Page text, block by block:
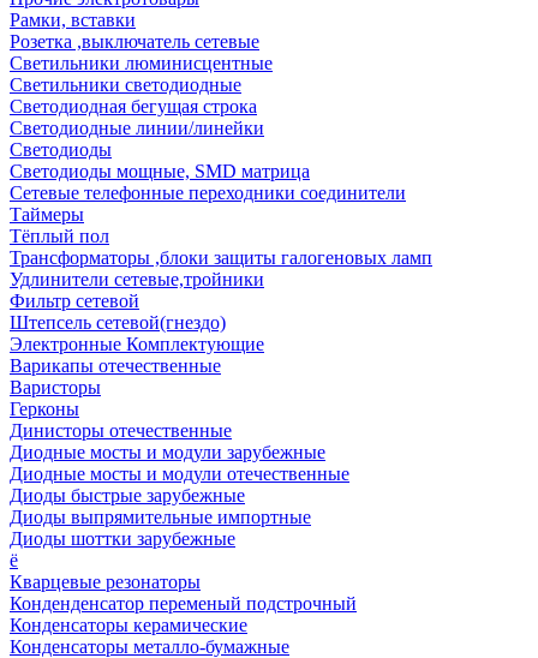
Рамки, вставки
Розетка ,выключатель сетевые
Светильники люминисцентные
Светильники светодиодные
Светодиодная бегущая строка
Светодиодные линии/линейки
Светодиоды
Светодиоды мощные, SMD матрица
Сетевые телефонные переходники соединители
Таймеры
Тёплый пол
Трансформаторы ,блоки защиты галогеновых ламп
Удлинители сетевые,тройники
Фильтр сетевой
Штепсель сетевой(гнездо)
Электронные Комплектующие
Варикапы отечественные
Варисторы
Герконы
Динисторы отечественные
Диодные мосты и модули зарубежные
Диодные мосты и модули отечественные
Диоды быстрые зарубежные
Диоды выпрямительные импортные
Диоды шоттки зарубежные
ё
Кварцевые резонаторы
Конденденсатор переменый подстрочный
Конденсаторы керамические
Конденсаторы металло-бумажные